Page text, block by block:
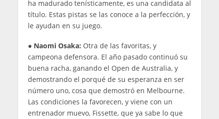
ha madurado tenísticamente, es una candidata al
título. Estas pistas se las conoce a la perfección, y
le ayudan en su juego.
● Naomi Osaka: Otra de las favoritas, y
campeona defensora. El año pasado continuó su
buena racha, ganando el Open de Australia, y
demostrando el porqué de su esperanza en ser
número uno, cosa que demostró en Melbourne.
Las condiciones la favorecen, y viene con un
entrenador muevo, Fissette, que ya sabe lo que